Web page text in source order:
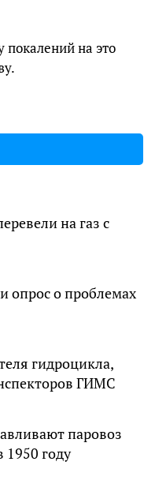
на это
на газ с
опрос о проблемах
гидроцикла,
ГИМС
паровоз
1950 году